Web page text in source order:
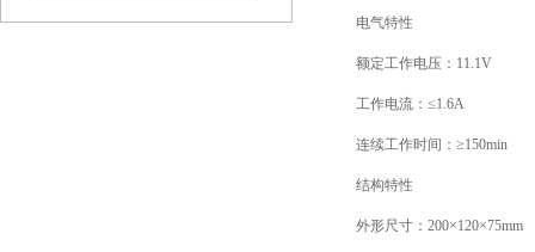
电气特性
额定工作电压：11.1V
工作电流：≤1.6A
连续工作时间：≥150min
结构特性
外形尺寸：200×120×75mm